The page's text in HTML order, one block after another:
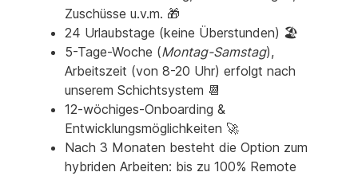
Zuschüsse u.v.m. 🎁
24 Urlaubstage (keine Überstunden) 🏖️
5-Tage-Woche (Montag-Samstag),
Arbeitszeit (von 8-20 Uhr) erfolgt nach
unserem Schichtsystem 📆
12-wöchiges-Onboarding &
Entwicklungsmöglichkeiten 🚀
Nach 3 Monaten besteht die Option zum
hybriden Arbeiten: bis zu 100% Remote